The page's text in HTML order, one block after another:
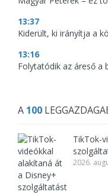
13:37
Kiderült, ki irányítja a
13:16
Folytatódik az áreső a
A 100
TikTok-
2026.